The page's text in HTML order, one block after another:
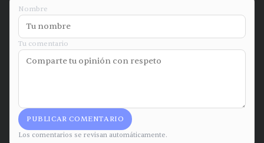
Nombre
Tu comentario
PUBLICAR COMENTARIO
Los comentarios se revisan automáticamente.